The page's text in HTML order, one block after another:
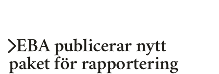
EBA publicerar nytt
paket för rapportering